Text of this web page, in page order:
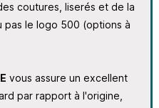
coutures, liserés et de la
le logo 500 (options à
vous assure un excellent
par rapport à l'origine,